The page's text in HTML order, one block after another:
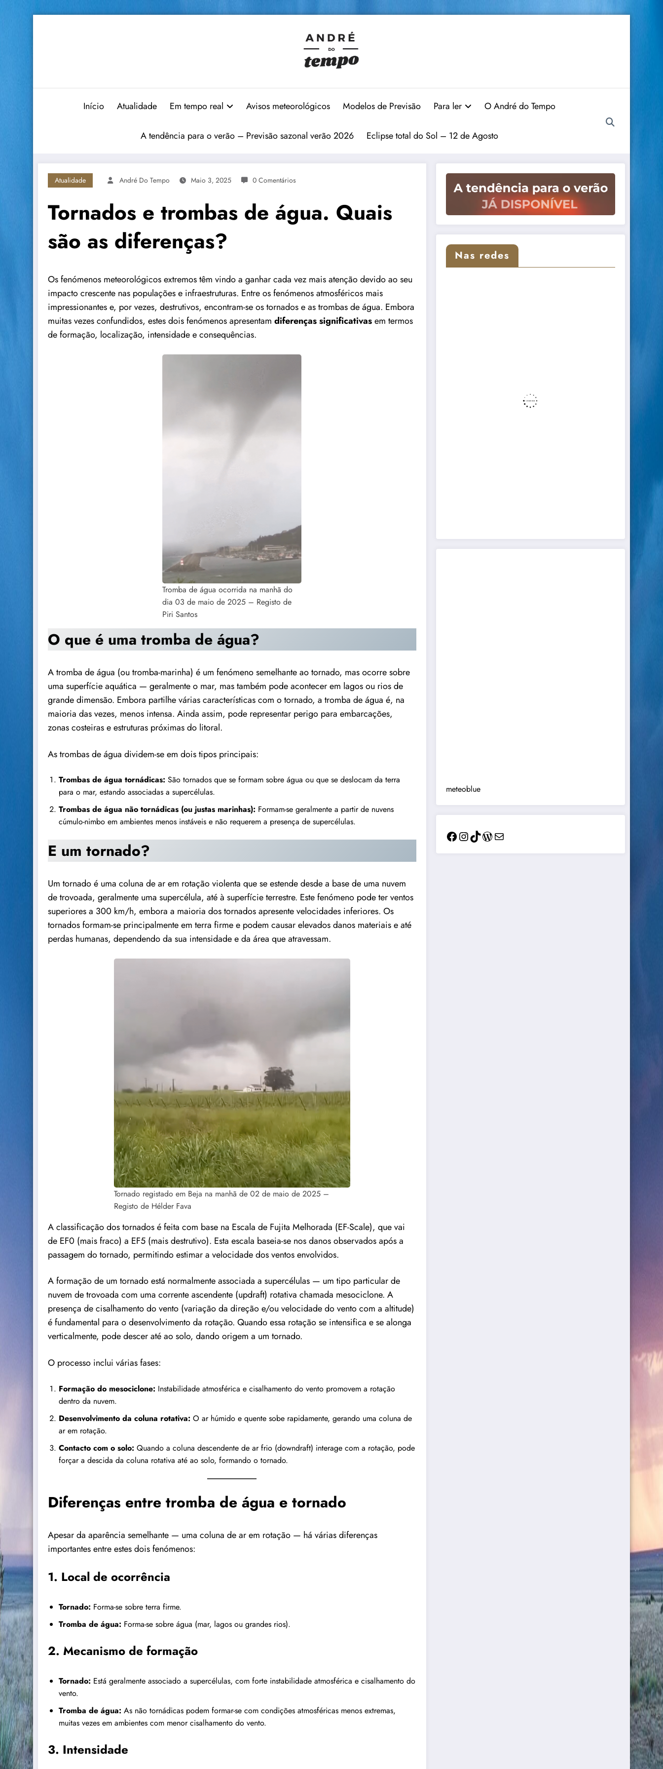
Início Atualidade Em tempo real Avisos meteorológicos Modelos de Previsão Para ler O André do Tempo
A tendência para o verão – Previsão sazonal verão 2026 Eclipse total do Sol – 12 de Agosto
Atualidade André Do Tempo Maio 3, 2025 0 Comentários
Tornados e trombas de água. Quais
são as diferenças?
Os fenómenos meteorológicos extremos têm vindo a ganhar cada vez mais atenção devido ao seu
impacto crescente nas populações e infraestruturas. Entre os fenómenos atmosféricos mais
impressionantes e, por vezes, destrutivos, encontram-se os tornados e as trombas de água. Embora
muitas vezes confundidos, estes dois fenómenos apresentam diferenças significativasem termos
de formação, localização, intensidade e consequências.
Tromba de água ocorrida na manhã do
dia 03 de maio de 2025 – Registo de
Piri Santos
O que é uma tromba de água?
A tromba de água (ou tromba-marinha) é um fenómeno semelhante ao tornado, mas ocorre sobre
uma superfície aquática — geralmente o mar, mas também pode acontecer em lagos ou rios de
grande dimensão. Embora partilhe várias características com o tornado, a tromba de água é, na
maioria das vezes, menos intensa. Ainda assim, pode representar perigo para embarcações,
zonas costeiras e estruturas próximas do litoral.
As trombas de água dividem-se em dois tipos principais:
Trombas de água tornádicas: São tornados que se formam sobre água ou que se deslocam da terra
para o mar, estando associadas a supercélulas.
Trombas de água não tornádicas (ou justas marinhas): Formam-se geralmente a partir de nuvens
cúmulo-nimbo em ambientes menos instáveis e não requerem a presença de supercélulas.
E um tornado?
Um tornado é uma coluna de ar em rotação violenta que se estende desde a base de uma nuvem
de trovoada, geralmente uma supercélula, até à superfície terrestre. Este fenómeno pode ter ventos
superiores a 300 km/h, embora a maioria dos tornados apresente velocidades inferiores. Os
tornados formam-se principalmente em terra firme e podem causar elevados danos materiais e até
perdas humanas, dependendo da sua intensidade e da área que atravessam.
Tornado registado em Beja na manhã de 02 de maio de 2025 –
Registo de Hélder Fava
A classificação dos tornados é feita com base na Escala de Fujita Melhorada (EF-Scale), que vai
de EF0 (mais fraco) a EF5 (mais destrutivo). Esta escala baseia-se nos danos observados após a
passagem do tornado, permitindo estimar a velocidade dos ventos envolvidos.
A formação de um tornado está normalmente associada a supercélulas — um tipo particular de
nuvem de trovoada com uma corrente ascendente (updraft) rotativa chamada mesociclone. A
presença de cisalhamento do vento (variação da direção e/ou velocidade do vento com a altitude)
é fundamental para o desenvolvimento da rotação. Quando essa rotação se intensifica e se alonga
verticalmente, pode descer até ao solo, dando origem a um tornado.
O processo inclui várias fases:
Formação do mesociclone: Instabilidade atmosférica e cisalhamento do vento promovem a rotação
dentro da nuvem.
Desenvolvimento da coluna rotativa: O ar húmido e quente sobe rapidamente, gerando uma coluna de
ar em rotação.
Contacto com o solo: Quando a coluna descendente de ar frio (downdraft) interage com a rotação, pode
forçar a descida da coluna rotativa até ao solo, formando o tornado.
Diferenças entre tromba de água e tornado
Apesar da aparência semelhante — uma coluna de ar em rotação — há várias diferenças
importantes entre estes dois fenómenos:
1. Local de ocorrência
Tornado: Forma-se sobre terra firme.
Tromba de água: Forma-se sobre água (mar, lagos ou grandes rios).
2. Mecanismo de formação
Tornado: Está geralmente associado a supercélulas, com forte instabilidade atmosférica e cisalhamento do
vento.
Tromba de água: As não tornádicas podem formar-se com condições atmosféricas menos extremas,
muitas vezes em ambientes com menor cisalhamento do vento.
3. Intensidade
Nas redes
meteoblue
Facebook
Instagram
TikTok
WordPress
Mail